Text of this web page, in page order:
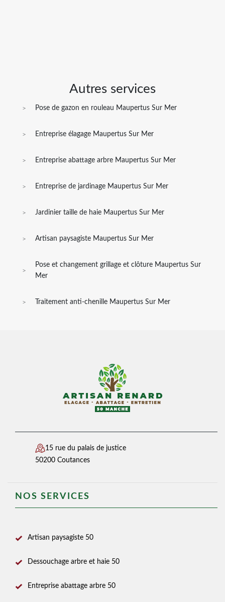
Autres services
Pose de gazon en rouleau Maupertus Sur Mer
Entreprise élagage Maupertus Sur Mer
Entreprise abattage arbre Maupertus Sur Mer
Entreprise de jardinage Maupertus Sur Mer
Jardinier taille de haie Maupertus Sur Mer
Artisan paysagiste Maupertus Sur Mer
Pose et changement grillage et clôture Maupertus Sur
Mer
Traitement anti-chenille Maupertus Sur Mer
15 rue du palais de justice
50200 Coutances
NOS SERVICES
Artisan paysagiste 50
Dessouchage arbre et haie 50
Entreprise abattage arbre 50